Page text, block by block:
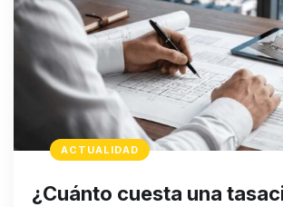
ACTUALIDAD
¿Cuánto cuesta una